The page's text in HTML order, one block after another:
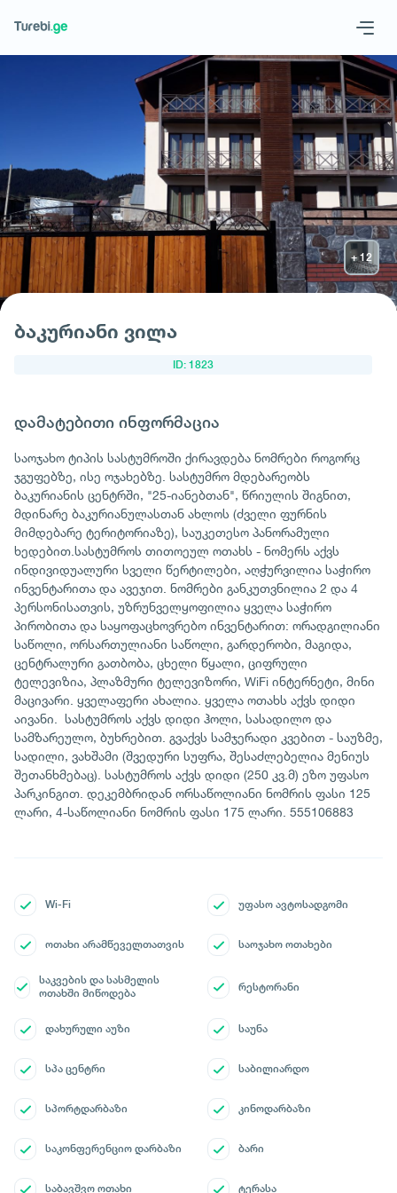
Geo Eng
მოითხოვე სასტუმრო
ბაკურიანი ვილა
ID: 1823
დამატებითი ინფორმაცია
საოჯახო ტიპის სასტუმროში ქირავდება ნომრები როგორც
ჯგუფებზე, ისე ოჯახებზე. სასტუმრო მდებარეობს
ბაკურიანის ცენტრში, "25-იანებთან", წრიულის შიგნით,
მდინარე ბაკურიანულასთან ახლოს (ძველი ფურნის
მიმდებარე ტერიტორიაზე), საუკეთესო პანორამული
ხედებით.სასტუმროს თითოეულ ოთახს - ნომერს აქვს
ინდივიდუალური სველი წერტილები, აღჭურვილია საჭირო
ინვენტარითა და ავეჯით. ნომრები განკუთვნილია 2 და 4
პერსონისათვის, უზრუნველყოფილია ყველა საჭირო
პირობითა და საყოფაცხოვრებო ინვენტარით: ორადგილიანი
საწოლი, ორსართულიანი საწოლი, გარდერობი, მაგიდა,
ცენტრალური გათბობა, ცხელი წყალი, ციფრული
ტელევიზია, პლაზმური ტელევიზორი, WiFi ინტერნეტი, მინი
მაცივარი. ყველაფერი ახალია. ყველა ოთახს აქვს დიდი
აივანი. სასტუმროს აქვს დიდი ჰოლი, სასადილო და
სამზარეულო, ბუხრებით. გვაქვს სამჯერადი კვებით - საუზმე,
სადილი, ვახშამი (შვედური სუფრა, შესაძლებელია მენიუს
შეთანხმებაც). სასტუმროს აქვს დიდი (250 კვ.მ) ეზო უფასო
პარკინგით. დეკემბრიდან ორსაწოლიანი ნომრის ფასი 125
ლარი, 4-საწოლიანი ნომრის ფასი 175 ლარი. 555106883
Wi-Fi უფასო ავტოსადგომი
ოთახი არამწეველთათვის საოჯახო ოთახები
საკვების და სასმელის
ოთახში მიწოდება
რესტორანი
დახურული აუზი საუნა
სპა ცენტრი საბილიარდო
სპორტდარბაზი კინოდარბაზი
საკონფერენციო დარბაზი ბარი
საბავშვო ოთახი ტერასა